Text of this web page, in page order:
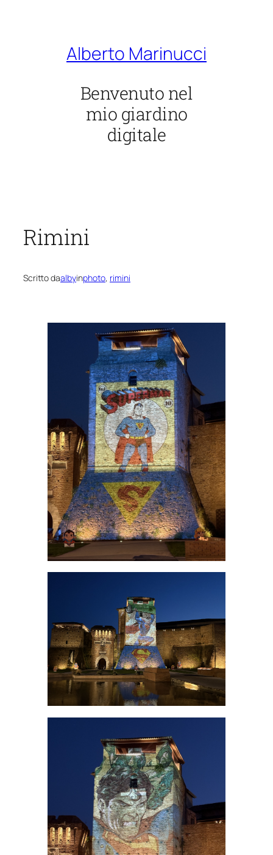
Alberto Marinucci
Benvenuto nel
mio giardino
digitale
Rimini
Scritto daalbyinphoto, rimini